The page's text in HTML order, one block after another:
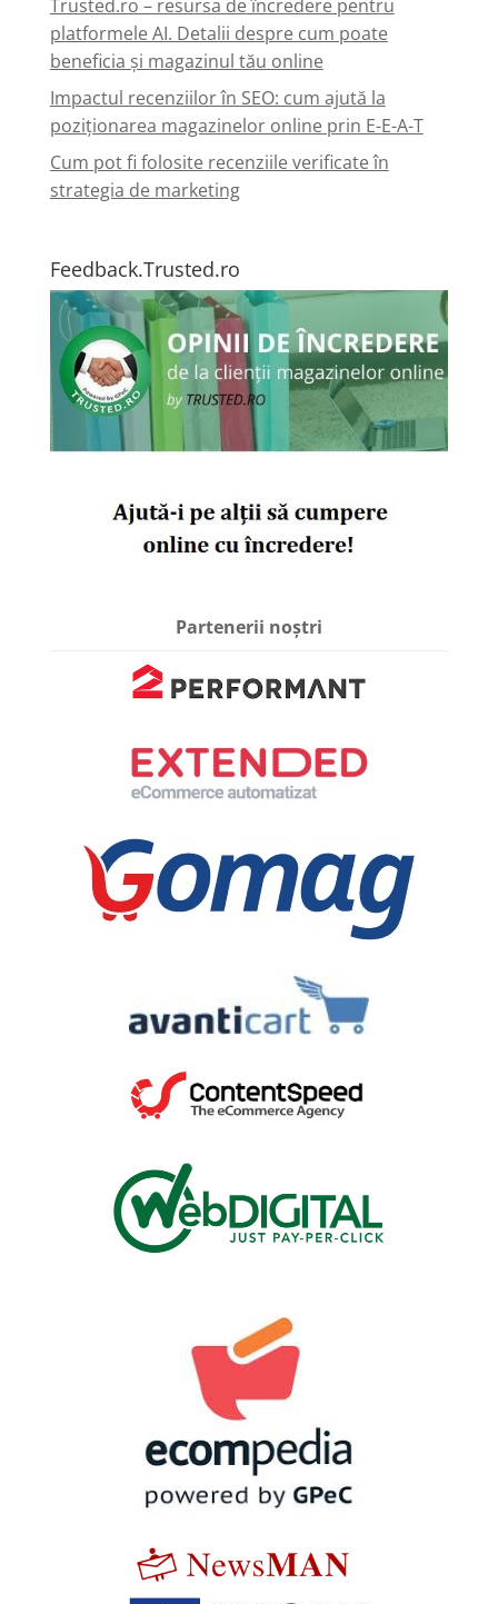
Trusted.ro – resursa de încredere pentru
platformele AI. Detalii despre cum poate
beneficia și magazinul tău online
Impactul recenziilor în SEO: cum ajută la
poziționarea magazinelor online prin E-E-A-T
Cum pot fi folosite recenziile verificate în
strategia de marketing
Feedback.Trusted.ro
Partenerii noștri